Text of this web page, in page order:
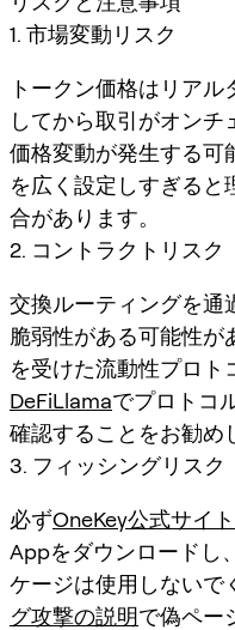
1. 市場変動リスク
トークン価格はリア
してから取引がオン
価格変動が発生する可
を広く設定しすぎると
合があります。
2. コントラクトリスク
交換ルーティングを通
脆弱性がある可能性が
を受けた流動性プロト
DeFiLlamaでプロトコ
確認することをお勧め
3. フィッシングリスク
必ずOneKey公式サイト
Appをダウンロードし
ケージは使用しないで
グ攻撃の説明で偽ペー